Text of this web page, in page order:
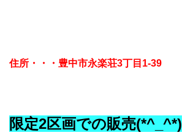
住所・・・豊中市永楽荘3丁目1-39
限定2区画での販売(*^_^*)